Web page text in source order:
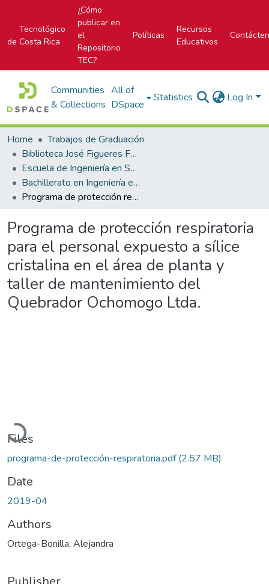
Tecnológico
de Costa Rica
¿Cómo
publicar en
el
Repositorio
TEC?
Políticas
Recursos
Educativos
Communities
& Collections
All of
DSpace
Statistics Log In
Home
Trabajos de Graduación
Biblioteca José Figueres Ferrer
Escuela de Ingeniería en Seguridad Laboral e Higiene Ambiental
Bachillerato en Ingeniería en Seguridad Laboral e Higiene Ambiental
Programa de protección respiratoria para el personal expuesto a sílice cristalina en el área de planta y taller de mantenimiento del Quebrador Ochomogo Ltda.
Programa de protección respiratoria
para el personal expuesto a sílice
cristalina en el área de planta y
taller de mantenimiento del
Quebrador Ochomogo Ltda.
Loading...
Files
programa-de-protección-respiratoria.pdf(2.57 MB)
Date
2019-04
Authors
Ortega-Bonilla, Alejandra